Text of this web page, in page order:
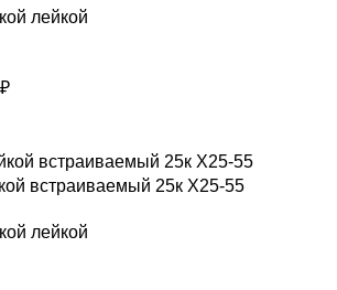
лейкой
₽
встраиваемый 25к X25-55
лейкой